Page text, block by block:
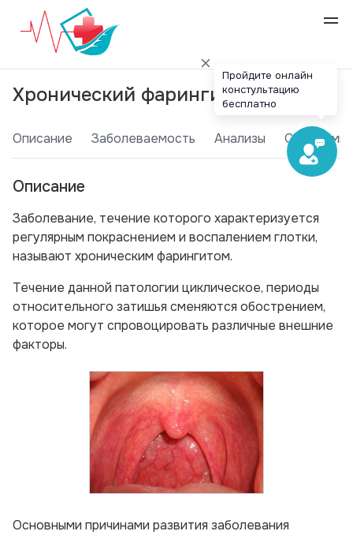
Хронический фарингит
Описание Заболеваемость Анализы Симптомы
Описание
Заболевание, течение которого характеризуется
регулярным покраснением и воспалением глотки,
называют хроническим фарингитом.
Течение данной патологии циклическое, периоды
относительного затишья сменяются обострением,
которое могут спровоцировать различные внешние
факторы.
Основными причинами развития заболевания
Пройдите онлайн
констультацию
бесплатно